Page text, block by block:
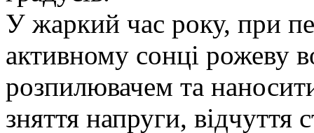
У жаркий час року, при
активному сонці рожеву
розпилювачем та
зняття напруги, відчуття